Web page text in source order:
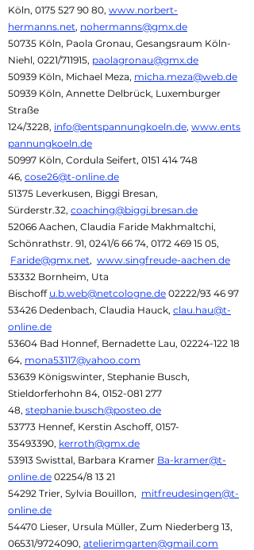
Köln, 0175 527 90 80, www.norbert-
hermanns.net, nohermanns@gmx.de
50735 Köln, Paola Gronau, Gesangsraum Köln-
Niehl, 0221/711915, paolagronau@gmx.de
50939 Köln, Michael Meza, micha.meza@web.de
50939 Köln, Annette Delbrück, Luxemburger
Straße
124/3228, info@entspannungkoeln.de, www.ents
pannungkoeln.de
50997 Köln, Cordula Seifert, 0151 414 748
46, cose26@t-online.de
51375 Leverkusen, Biggi Bresan,
Sürderstr.32, coaching@biggi.bresan.de
52066 Aachen, Claudia Faride Makhmaltchi,
Schönrathstr. 91, 0241/6 66 74, 0172 469 15 05,
Faride@gmx.net, www.singfreude-aachen.de
53332 Bornheim, Uta
Bischoff u.b.web@netcologne.de 02222/93 46 97
53426 Dedenbach, Claudia Hauck, clau.hau@t-
online.de
53604 Bad Honnef, Bernadette Lau, 02224-122 18
64, mona53117@yahoo.com
53639 Königswinter, Stephanie Busch,
Stieldorferhohn 84, 0152-081 277
48, stephanie.busch@posteo.de
53773 Hennef, Kerstin Aschoff, 0157-
35493390, kerroth@gmx.de
53913 Swisttal, Barbara Kramer Ba-kramer@t-
online.de 02254/8 13 21
54292 Trier, Sylvia Bouillon, mitfreudesingen@t-
online.de
54470 Lieser, Ursula Müller, Zum Niederberg 13,
06531/9724090, atelierimgarten@gmail.com